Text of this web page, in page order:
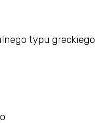
typu greckiego